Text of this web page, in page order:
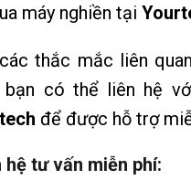
máy nghiền tại
thắc mắc liên
bạn có thể liên hệ
để được hỗ trợ
tư vấn miễn phí: